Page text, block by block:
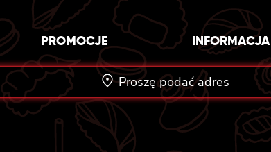
PROMOCJE INFORMACJA
Proszę podać adres